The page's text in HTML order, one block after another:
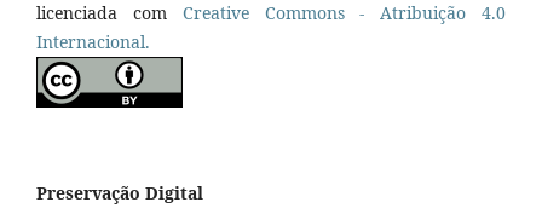
licenciada com Creative Commons - Atribuição 4.0
Internacional.
Preservação Digital